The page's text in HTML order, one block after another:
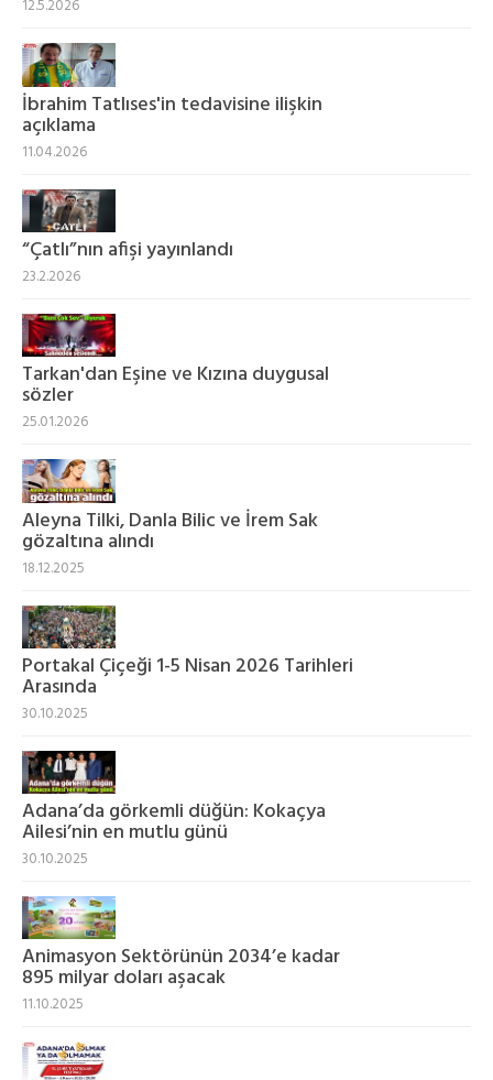
12.5.2026
İbrahim Tatlıses'in tedavisine ilişkin
açıklama
11.04.2026
“Çatlı”nın afişi yayınlandı
23.2.2026
Tarkan'dan Eşine ve Kızına duygusal
sözler
25.01.2026
Aleyna Tilki, Danla Bilic ve İrem Sak
gözaltına alındı
18.12.2025
Portakal Çiçeği 1-5 Nisan 2026 Tarihleri
Arasında
30.10.2025
Adana’da görkemli düğün: Kokaçya
Ailesi’nin en mutlu günü
30.10.2025
Animasyon Sektörünün 2034’e kadar
895 milyar doları aşacak
11.10.2025